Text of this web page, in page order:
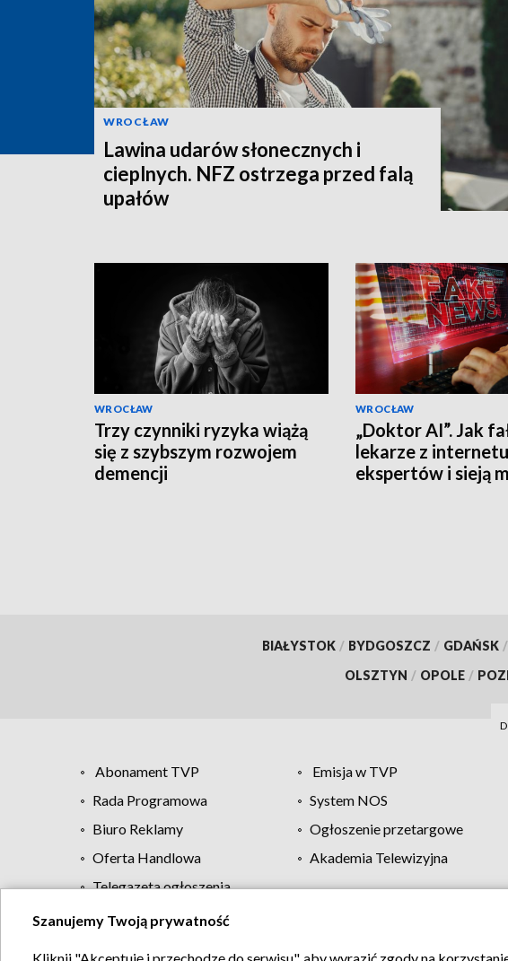
WROCŁAW
Lawina udarów słonecznych i
cieplnych. NFZ ostrzega przed falą
upałów
WROCŁAW
Trzy czynniki ryzyka wiążą
się z szybszym rozwojem
demencji
WROCŁAW
„Doktor AI”. Jak
lekarze z
ekspertów i sieją
BIAŁYSTOK / BYDGOSZCZ / GDAŃSK /
OLSZTYN / OPOLE /
Abonament TVP Emisja w TVP
Rada Programowa
System NOS
Biuro Reklamy
Ogłoszenie przetargowe
Oferta Handlowa
Akademia Telewizyjna
Telegazeta ogłoszenia
Regulamin TVP Polityka
Szanujemy Twoją prywatność